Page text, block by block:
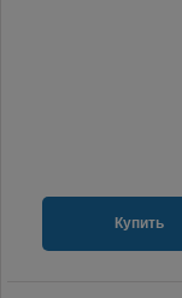
Купить